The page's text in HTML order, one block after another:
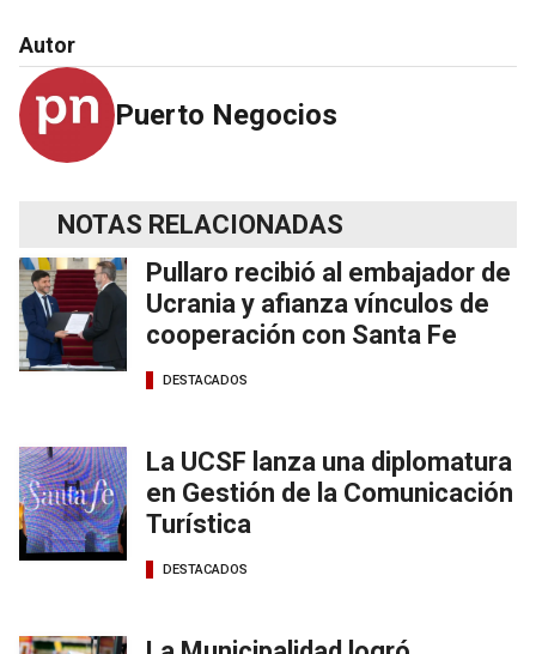
Autor
Puerto Negocios
NOTAS RELACIONADAS
Pullaro recibió al embajador de
Ucrania y afianza vínculos de
cooperación con Santa Fe
DESTACADOS
La UCSF lanza una diplomatura
en Gestión de la Comunicación
Turística
DESTACADOS